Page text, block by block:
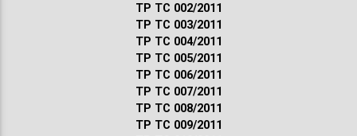
ТР ТС 002/2011
ТР ТС 003/2011
ТР ТС 004/2011
ТР ТС 005/2011
ТР ТС 006/2011
ТР ТС 007/2011
ТР ТС 008/2011
ТР ТС 009/2011